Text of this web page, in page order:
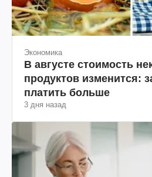
Экономика
В августе стоимость
продуктов изменится:
платить больше
3 дня назад